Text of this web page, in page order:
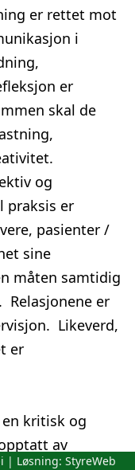
er rettet mot
i
er
skal de
og
praksis er
pasienter /
sine
måten samtidig
er
Likeverd,
er
kritisk og
av
| Løsning: StyreWeb